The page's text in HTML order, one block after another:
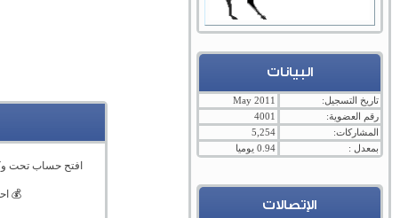
البيانات
تاريخ التسجيل:
May 2011
رقم العضوية:
4001
المشاركات:
5,254
بمعدل :
0.94 يوميا
الإتصالات
افتح حساب تحت
💰